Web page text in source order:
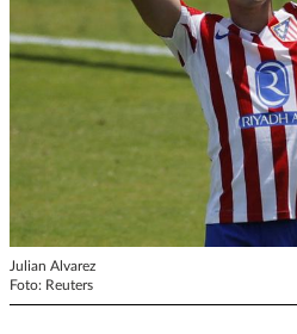
Julian Alvarez
Foto: Reuters